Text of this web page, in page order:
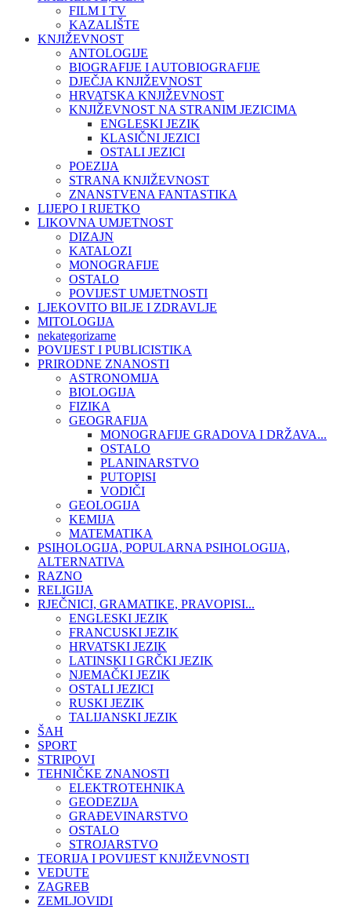
FILM I TV
KAZALIŠTE
KNJIŽEVNOST
ANTOLOGIJE
BIOGRAFIJE I AUTOBIOGRAFIJE
DJEČJA KNJIŽEVNOST
HRVATSKA KNJIŽEVNOST
KNJIŽEVNOST NA STRANIM JEZICIMA
ENGLESKI JEZIK
KLASIČNI JEZICI
OSTALI JEZICI
POEZIJA
STRANA KNJIŽEVNOST
ZNANSTVENA FANTASTIKA
LIJEPO I RIJETKO
LIKOVNA UMJETNOST
DIZAJN
KATALOZI
MONOGRAFIJE
OSTALO
POVIJEST UMJETNOSTI
LJEKOVITO BILJE I ZDRAVLJE
MITOLOGIJA
nekategorizarne
POVIJEST I PUBLICISTIKA
PRIRODNE ZNANOSTI
ASTRONOMIJA
BIOLOGIJA
FIZIKA
GEOGRAFIJA
MONOGRAFIJE GRADOVA I DRŽAVA...
OSTALO
PLANINARSTVO
PUTOPISI
VODIČI
GEOLOGIJA
KEMIJA
MATEMATIKA
PSIHOLOGIJA, POPULARNA PSIHOLOGIJA,
ALTERNATIVA
RAZNO
RELIGIJA
RJEČNICI, GRAMATIKE, PRAVOPISI...
ENGLESKI JEZIK
FRANCUSKI JEZIK
HRVATSKI JEZIK
LATINSKI I GRČKI JEZIK
NJEMAČKI JEZIK
OSTALI JEZICI
RUSKI JEZIK
TALIJANSKI JEZIK
ŠAH
SPORT
STRIPOVI
TEHNIČKE ZNANOSTI
ELEKTROTEHNIKA
GEODEZIJA
GRAĐEVINARSTVO
OSTALO
STROJARSTVO
TEORIJA I POVIJEST KNJIŽEVNOSTI
VEDUTE
ZAGREB
ZEMLJOVIDI